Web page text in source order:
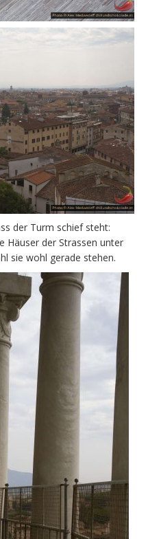
der Turm schief steht:
Häuser der Strassen unter
sie wohl gerade stehen.